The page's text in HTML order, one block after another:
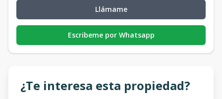
Llámame
Escribeme por Whatsapp
¿Te interesa esta propiedad?